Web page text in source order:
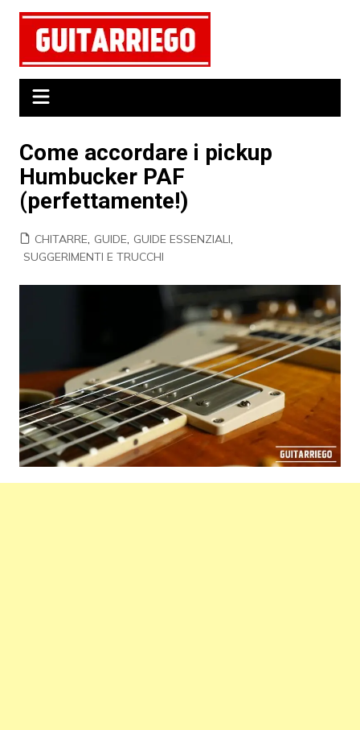
Salta
contenuto
Come accordare i pickup
Humbucker PAF
(perfettamente!)
CHITARRE, GUIDE, GUIDE ESSENZIALI,
SUGGERIMENTI E TRUCCHI